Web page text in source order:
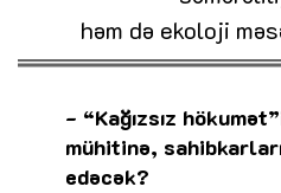
həm də ekoloji
- “Kağızsız
mühitinə,
edəcək?